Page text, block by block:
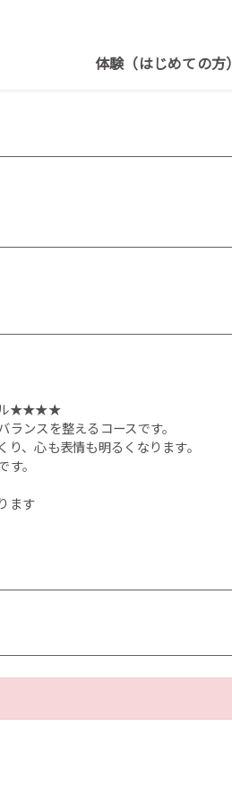
体験（はじめての方）
ル★★★★
ンスを整えるコースです。
、心も表情も明るくなります。
。
ます